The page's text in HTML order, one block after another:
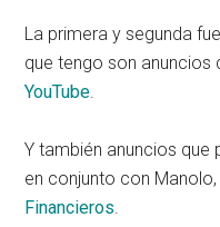
La primera y segunda
que tengo son
YouTube
Y también anuncios
en conjunto con
Financieros